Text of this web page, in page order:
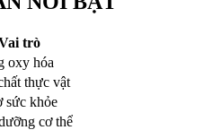
trò
oxy hóa
thực vật
sức khỏe
cơ thể